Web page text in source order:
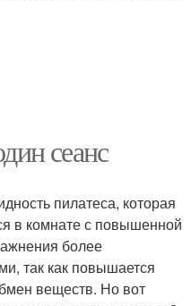
сеанс
пилатеса, которая
в комнате с повышенной
более
так как повышается
веществ. Но вот